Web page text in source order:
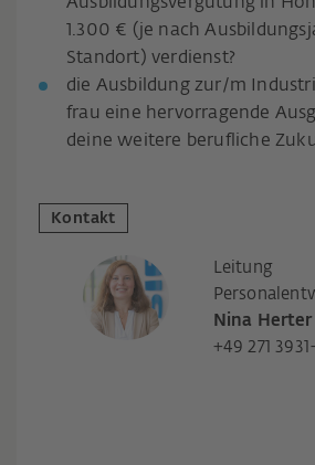
1.300 € (je nach
Standort) verdienst?
die Ausbildung zur/m
frau eine hervorragende
deine weitere berufliche
Kontakt
Leitung
Nina Herter
+49 271